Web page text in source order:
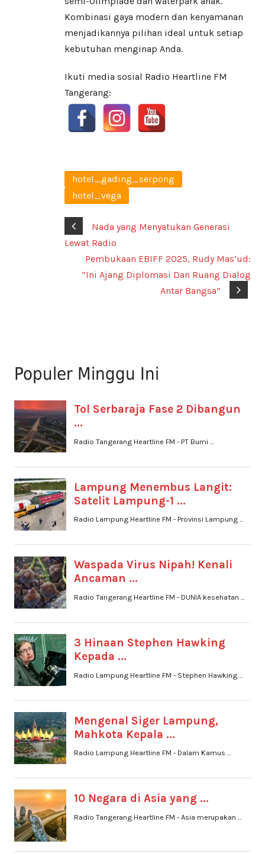
Kombinasi gaya modern dan kenyamanan
menjadikannya pilihan ideal untuk setiap
kebutuhan menginap Anda.
Ikuti media sosial Radio Heartline FM
Tangerang:
hotel_gading_serpong
hotel_vega
Nada yang Menyatukan Generasi
Lewat Radio
Pembukaan EBIFF 2025, Rudy Mas’ud:
“Ini Ajang Diplomasi Dan Ruang Dialog
Antar Bangsa”
Populer Minggu Ini